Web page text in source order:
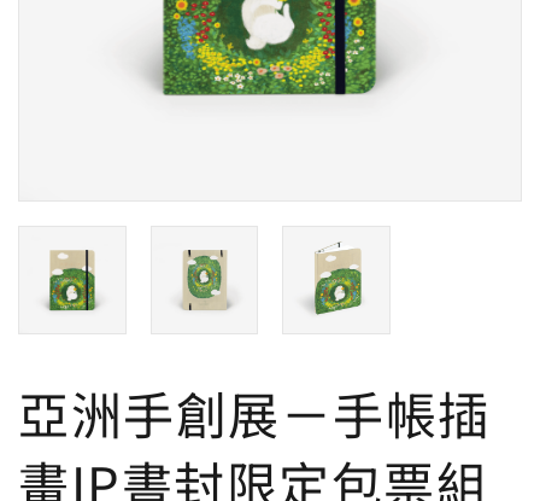
亞洲手創展－手帳插
畫IP書封限定包票組